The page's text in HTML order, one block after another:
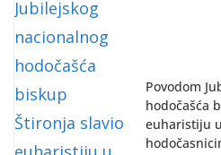
Povodom
hodočašća
euharistiju